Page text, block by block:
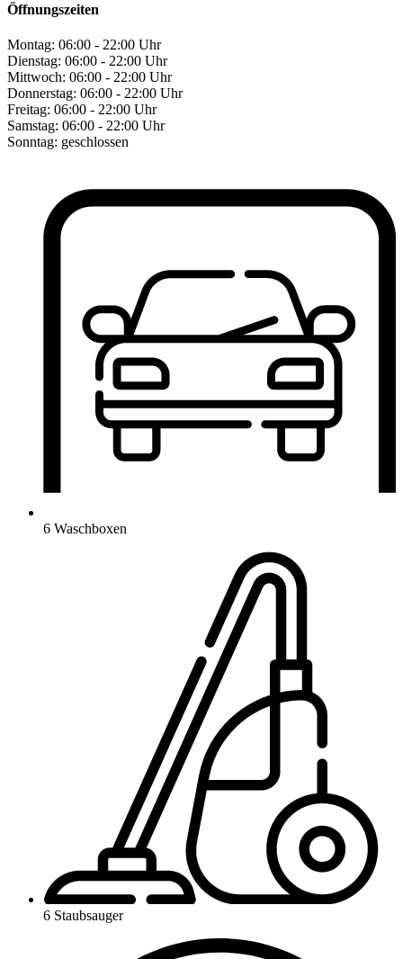
Öffnungszeiten
Montag: 06:00 - 22:00 Uhr
Dienstag: 06:00 - 22:00 Uhr
Mittwoch: 06:00 - 22:00 Uhr
Donnerstag: 06:00 - 22:00 Uhr
Freitag: 06:00 - 22:00 Uhr
Samstag: 06:00 - 22:00 Uhr
Sonntag: geschlossen
6 Waschboxen
6 Staubsauger